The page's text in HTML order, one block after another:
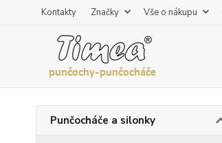
Kontakty Značky Vše o nákupu
Punčocháče a silonky